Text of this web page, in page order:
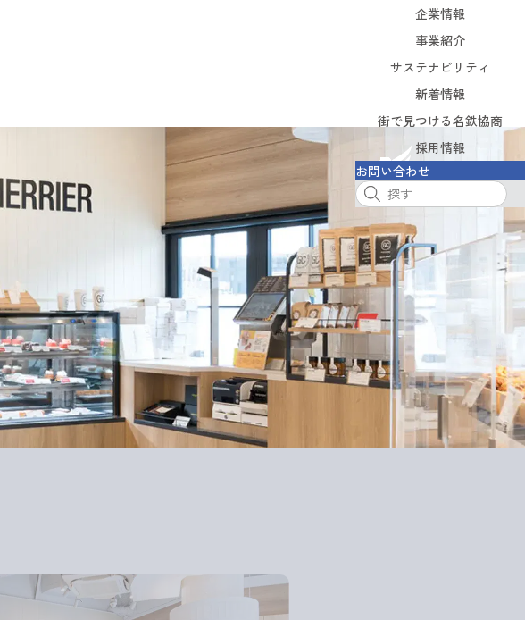
企業情報
企業情報
事業紹介
事業紹介
サステナビリティ
サステナビリティ
新着情報
新着情報
街で見つける名鉄協商
街で見つける名鉄協商
採用情報
採用情報
お問い合わせ
お問い合わせ